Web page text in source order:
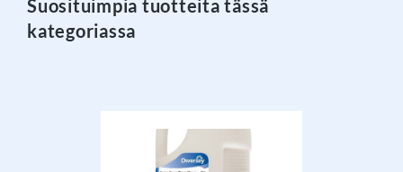
Suosituimpia tuotteita tässä
kategoriassa